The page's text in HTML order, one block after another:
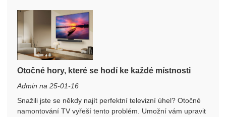
Otočné hory, které se hodí ke každé místnosti
Admin na 25-01-16
Snažili jste se někdy najít perfektní televizní úhel? Otočné
namontování TV vyřeší tento problém. Umožní vám upravit